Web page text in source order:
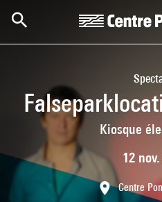
Kiosque
12
Centre